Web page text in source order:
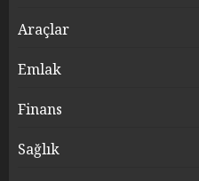
Araçlar
Emlak
Finans
Sağlık